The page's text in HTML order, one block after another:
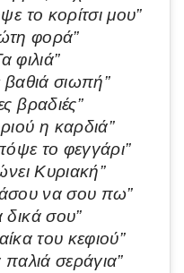
το κορίτσι μου”
φορά”
φιλιά”
βαθιά σιωπή”
βραδιές”
η καρδιά”
το φεγγάρι”
Κυριακή”
να σου πω”
δικά σου”
του κεφιού”
σεράγια”